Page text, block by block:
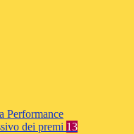
Performance
dei premi 13